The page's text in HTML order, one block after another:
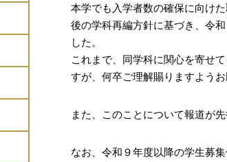
本学でも入学者数の確保に向け
後の学科再編方針に基づき、令
した。
これまで、同学科に関心を寄せ
すが、何卒ご理解賜りますようお
また、このことについて報道が
なお、令和９年度以降の学生募